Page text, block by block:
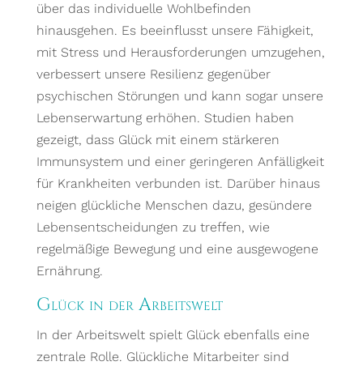
über das individuelle Wohlbefinden
hinausgehen. Es beeinflusst unsere Fähigkeit,
mit Stress und Herausforderungen umzugehen,
verbessert unsere Resilienz gegenüber
psychischen Störungen und kann sogar unsere
Lebenserwartung erhöhen. Studien haben
gezeigt, dass Glück mit einem stärkeren
Immunsystem und einer geringeren Anfälligkeit
für Krankheiten verbunden ist. Darüber hinaus
neigen glückliche Menschen dazu, gesündere
Lebensentscheidungen zu treffen, wie
regelmäßige Bewegung und eine ausgewogene
Ernährung.
Glück in der Arbeitswelt
In der Arbeitswelt spielt Glück ebenfalls eine
zentrale Rolle. Glückliche Mitarbeiter sind